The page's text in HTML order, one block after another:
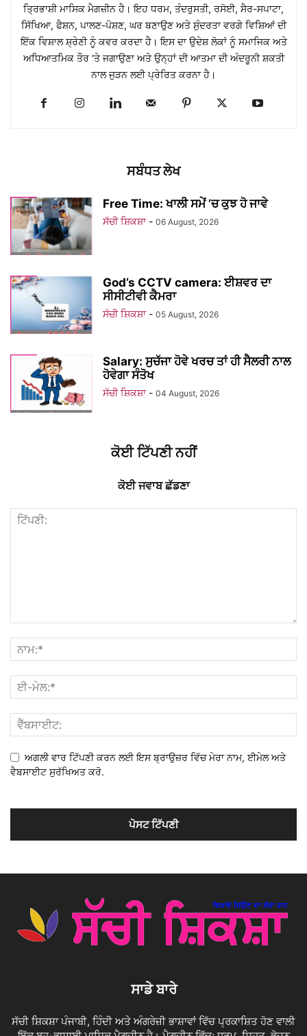
ਤ੍ਰਿਭਾਸ਼ੀ ਮਾਸਿਕ ਮੈਗਜ਼ੀਨ ਹੈ। ਇਹ ਧਰਮ, ਤੰਦਰੁਸਤੀ, ਰਸੋਈ, ਸੈਰ-ਸਪਾਟਾ,
ਸਿੱਖਿਆ, ਫੈਸ਼ਨ, ਪਾਲਣ-ਪੋਸ਼ਣ, ਘਰ ਬਣਾਉਣ ਅਤੇ ਸੁੰਦਰਤਾ ਵਰਗੇ ਵਿਸ਼ਿਆਂ ਦੀ
ਇੱਕ ਵਿਸ਼ਾਲ ਸ਼੍ਰੇਣੀ ਨੂੰ ਕਵਰ ਕਰਦਾ ਹੈ। ਇਸ ਦਾ ਉਦੇਸ਼ ਲੋਕਾਂ ਨੂੰ ਸਮਾਜਿਕ ਅਤੇ
ਅਧਿਆਤਮਿਕ ਤੌਰ 'ਤੇ ਜਗਾਉਣਾ ਅਤੇ ਉਨ੍ਹਾਂ ਦੀ ਆਤਮਾ ਦੀ ਅੰਦਰੂਨੀ ਸ਼ਕਤੀ
ਨਾਲ ਜੁੜਨ ਲਈ ਪ੍ਰੇਰਿਤ ਕਰਨਾ ਹੈ।
ਸਬੰਧਤ ਲੇਖ
Free Time: ਖਾਲੀ ਸਮੇਂ ’ਚ ਕੁਝ ਹੋ ਜਾਵੇ
ਸੱਚੀ ਸ਼ਿਕਸ਼ਾ - 06 August, 2026
God’s CCTV camera: ਈਸ਼ਵਰ ਦਾ
ਸੀਸੀਟੀਵੀ ਕੈਮਰਾ
ਸੱਚੀ ਸ਼ਿਕਸ਼ਾ - 05 August, 2026
Salary: ਸੁਚੱਜਾ ਹੋਵੇ ਖਰਚ ਤਾਂ ਹੀ ਸੈਲਰੀ ਨਾਲ
ਹੋਵੇਗਾ ਸੰਤੋਖ
ਸੱਚੀ ਸ਼ਿਕਸ਼ਾ - 04 August, 2026
ਕੋਈ ਟਿੱਪਣੀ ਨਹੀਂ
ਕੋਈ ਜਵਾਬ ਛੱਡਣਾ
ਅਗਲੀ ਵਾਰ ਟਿੱਪਣੀ ਕਰਨ ਲਈ ਇਸ ਬ੍ਰਾਉਜ਼ਰ ਵਿੱਚ ਮੇਰਾ ਨਾਮ, ਈਮੇਲ ਅਤੇ
ਵੈਬਸਾਈਟ ਸੁਰੱਖਿਅਤ ਕਰੋ.
ਸਾਡੇ ਬਾਰੇ
ਸੱਚੀ ਸ਼ਿਕਸ਼ਾ ਪੰਜਾਬੀ, ਹਿੰਦੀ ਅਤੇ ਅੰਗਰੇਜ਼ੀ ਭਾਸ਼ਾਵਾਂ ਵਿੱਚ ਪ੍ਰਕਾਸ਼ਿਤ ਹੋਣ ਵਾਲੀ